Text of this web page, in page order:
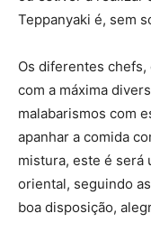
Teppanyaki é, sem
Os diferentes chefs,
com a máxima
malabarismos com
apanhar a comida
mistura, este é será
oriental, seguindo
boa disposição,